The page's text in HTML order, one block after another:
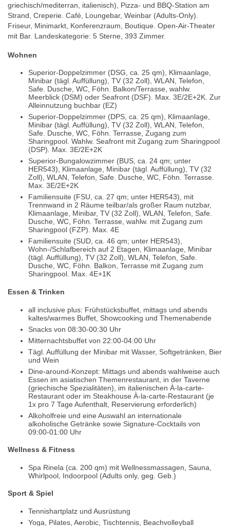
griechisch/mediterran, italienisch), Pizza- und BBQ-Station am
Strand, Creperie. Café, Loungebar, Weinbar (Adults-Only).
Friseur, Minimarkt, Konferenzraum, Boutique. Open-Air-Theater
mit Bar. Landeskategorie: 5 Sterne, 393 Zimmer.
Wohnen
Superior-Doppelzimmer (DSG, ca. 25 qm), Klimaanlage,
Minibar (tägl. Auffüllung), TV (32 Zoll), WLAN, Telefon,
Safe. Dusche, WC, Föhn. Balkon/Terrasse, wahlw.
Meerblick (DSM) oder Seafront (DSF). Max. 3E/2E+2K. Zur
Alleinnutzung buchbar (EZ)
Superior-Doppelzimmer (DPS, ca. 25 qm), Klimaanlage,
Minibar (tägl. Auffüllung), TV (32 Zoll), WLAN, Telefon,
Safe. Dusche, WC, Föhn. Terrasse, Zugang zum
Sharingpool. Wahlw. Seafront mit Zugang zum Sharingpool
(DSP). Max. 3E/2E+2K
Superior-Bungalowzimmer (BUS, ca. 24 qm; unter
HER543), Klimaanlage, Minibar (tägl. Auffüllung), TV (32
Zoll), WLAN, Telefon, Safe. Dusche, WC, Föhn. Terrasse.
Max. 3E/2E+2K
Familiensuite (FSU, ca. 27 qm; unter HER543), mit
Trennwand in 2 Räume teilbar/als großer Raum nutzbar,
Klimaanlage, Minibar, TV (32 Zoll), WLAN, Telefon, Safe.
Dusche, WC, Föhn. Terrasse, wahlw. mit Zugang zum
Sharingpool (FZP). Max. 4E
Familiensuite (SUD, ca. 46 qm; unter HER543),
Wohn-/Schlafbereich auf 2 Etagen, Klimaanlage, Minibar
(tägl. Auffüllung), TV (32 Zoll), WLAN, Telefon, Safe.
Dusche, WC, Föhn. Balkon, Terrasse mit Zugang zum
Sharingpool. Max. 4E+1K
Essen & Trinken
all inclusive plus: Frühstücksbuffet, mittags und abends
kaltes/warmes Buffet, Showcooking und Themenabende
Snacks von 08:30-00:30 Uhr
Mitternachtsbuffet von 22:00-04:00 Uhr
Tägl. Auffüllung der Minibar mit Wasser, Softgetränken, Bier
und Wein
Dine-around-Konzept: Mittags und abends wahlweise auch
Essen im asiatischen Themenrestaurant, in der Taverne
(griechische Spezialitäten), im italienischen À-la-carte-
Restaurant oder im Steakhouse À-la-carte-Restaurant (je
1x pro 7 Tage Aufenthalt, Reservierung erforderlich)
Alkoholfreie und eine Auswahl an internationale
alkoholische Getränke sowie Signature-Cocktails von
09:00-01:00 Uhr
Wellness & Fitness
Spa Rinela (ca. 200 qm) mit Wellnessmassagen, Sauna,
Whirlpool, Indoorpool (Adults only, geg. Geb.)
Sport & Spiel
Tennishartplatz und Ausrüstung
Yoga, Pilates, Aerobic, Tischtennis, Beachvolleyball